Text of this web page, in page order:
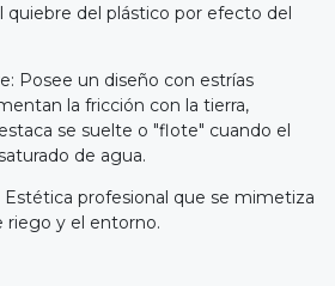
quiebre del plástico por efecto del
Posee un diseño con estrías
la fricción con la tierra,
se suelte o "flote" cuando el
de agua.
profesional que se mimetiza
riego y el entorno.